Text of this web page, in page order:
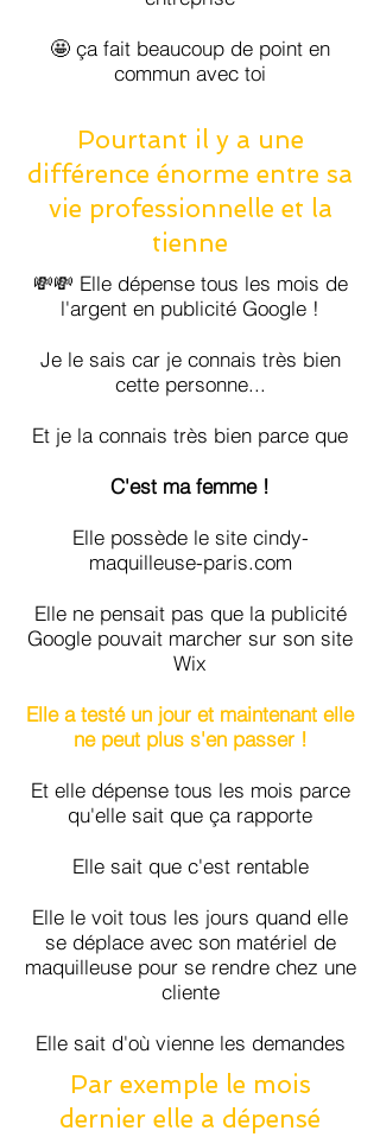
🤩 ça fait beaucoup de point en
commun avec toi
Pourtant il y a une
différence énorme entre sa
vie professionnelle et la
tienne
💸💸 Elle dépense tous les mois de
l'argent en publicité Google !
Je le sais car je connais très bien
cette personne...
Et je la connais très bien parce que
C'est ma femme !
Elle possède le site cindy-
maquilleuse-paris.com
Elle ne pensait pas que la publicité
Google pouvait marcher sur son site
Wix
Elle a testé un jour et maintenant elle
ne peut plus s'en passer !
Et elle dépense tous les mois parce
qu'elle sait que ça rapporte
Elle sait que c'est rentable
Elle le voit tous les jours quand elle
se déplace avec son matériel de
maquilleuse pour se rendre chez une
cliente
Elle sait d'où vienne les demandes
Par exemple le mois
dernier elle a dépensé